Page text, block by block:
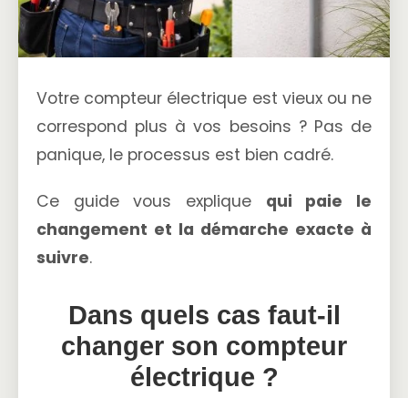
Votre compteur électrique est vieux ou ne
correspond plus à vos besoins ? Pas de
panique, le processus est bien cadré.
Ce guide vous explique qui paie le
changement et la démarche exacte à
suivre.
Dans quels cas faut-il
changer son compteur
électrique ?